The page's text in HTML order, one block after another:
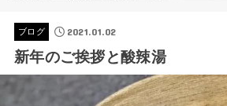
ブログ 2021.01.02
新年のご挨拶と酸辣湯